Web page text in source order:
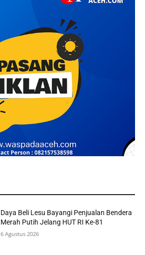
Daya Beli Lesu Bayangi Penjualan Bendera
Merah Putih Jelang HUT RI Ke-81
6 Agustus 2026